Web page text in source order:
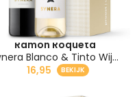
Ramón Roqueta
Synera Blanco & Tinto Wijnpakket Cadeau
16,95